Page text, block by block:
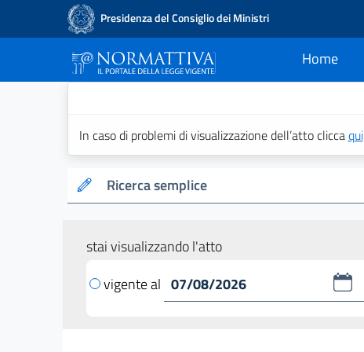
Presidenza del Consiglio dei Ministri
Home
current
In caso di problemi di visualizzazione dell’atto cliccaqui
Ricerca semplice
stai visualizzando l'atto
vigente al